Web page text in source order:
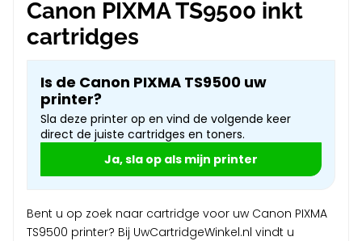
Canon PIXMA TS9500 inkt
cartridges
Is de Canon PIXMA TS9500 uw
printer?
Sla deze printer op en vind de volgende keer
direct de juiste cartridges en toners.
Ja, sla op als mijn printer
Bent u op zoek naar cartridge voor uw Canon PIXMA
TS9500 printer? Bij UwCartridgeWinkel.nl vindt u